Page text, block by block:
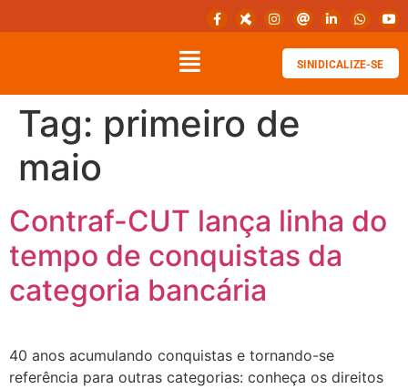
SINIDICALIZE-SE
Tag: primeiro de
maio
Contraf-CUT lança linha do
tempo de conquistas da
categoria bancária
40 anos acumulando conquistas e tornando-se
referência para outras categorias: conheça os direitos